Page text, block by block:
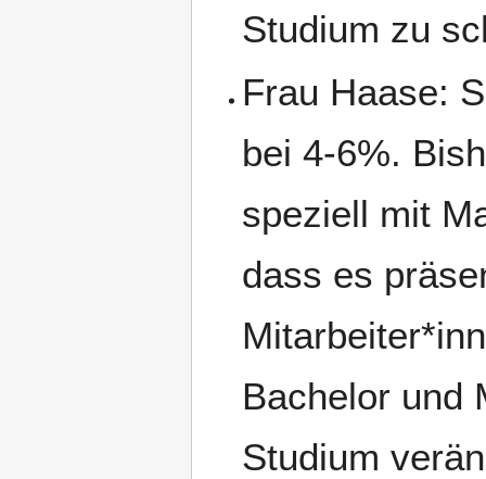
Studium zu
Frau Haase:
bei 4-6%.
speziell mit
dass es
Bachelor und
Studium